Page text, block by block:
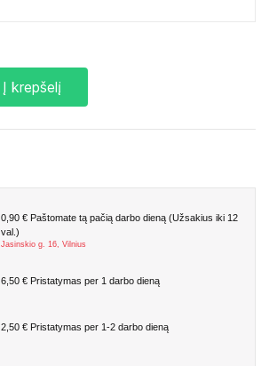
Į krepšelį
0,90 € Paštomate tą pačią darbo dieną (Užsakius iki 12
val.)
Jasinskio g. 16, Vilnius
6,50 € Pristatymas per 1 darbo dieną
2,50 € Pristatymas per 1-2 darbo dieną